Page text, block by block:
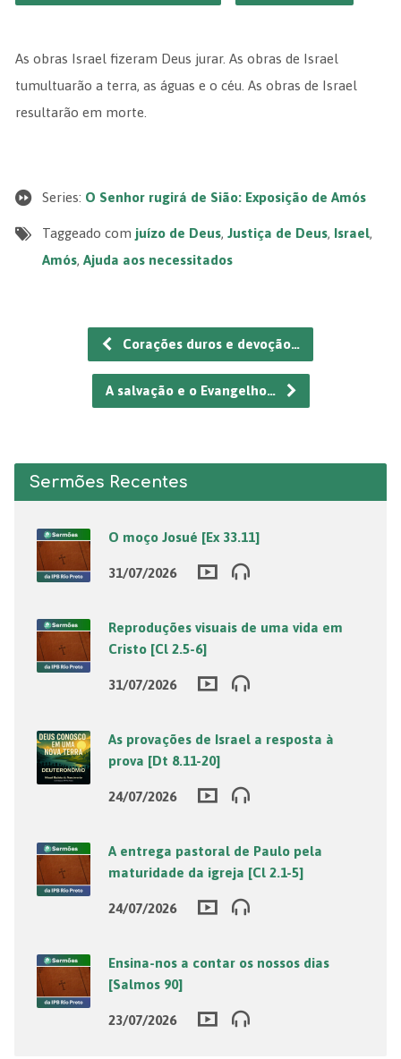
As obras Israel fizeram Deus jurar. As obras de Israel
tumultuarão a terra, as águas e o céu. As obras de Israel
resultarão em morte.
Series: O Senhor rugirá de Sião: Exposição de Amós
Taggeado com juízo de Deus, Justiça de Deus, Israel,
Amós, Ajuda aos necessitados
Corações duros e devoção…
A salvação e o Evangelho…
Sermões Recentes
O moço Josué [Ex 33.11]
31/07/2026
Reproduções visuais de uma vida em
Cristo [Cl 2.5-6]
31/07/2026
As provações de Israel a resposta à
prova [Dt 8.11-20]
24/07/2026
A entrega pastoral de Paulo pela
maturidade da igreja [Cl 2.1-5]
24/07/2026
Ensina-nos a contar os nossos dias
[Salmos 90]
23/07/2026